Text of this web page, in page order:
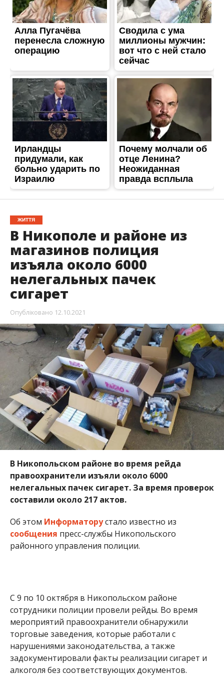
ЖИТТЯ
В Никополе и районе из
магазинов полиция
изъяла около 6000
нелегальных пачек
сигарет
Опубліковано 12.10.2021
В Никопольском районе во время рейда
правоохранители изъяли около 6000
нелегальных пачек сигарет. За время проверок
составили около 217 актов.
Об этом Информаторустало известно из
сообщения пресс-службы Никопольского
районного управления полиции.
С 9 по 10 октября в Никопольском районе
сотрудники полиции провели рейды. Во время
мероприятий правоохранители обнаружили
торговые заведения, которые работали с
нарушениями законодательства, а также
задокументировали факты реализации сигарет и
алкоголя без соответствующих документов.